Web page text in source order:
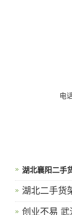
电
湖北襄阳二手
湖北二手货
创业不易